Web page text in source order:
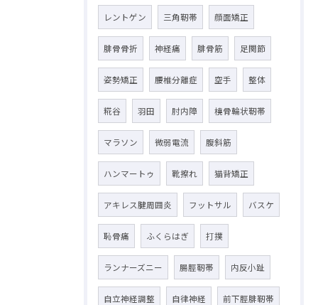
レントゲン 三角靭帯 顔面矯正
腓骨骨折 神経痛 腓骨筋 足関節
姿勢矯正 腰椎分離症 空手 整体
糀谷 羽田 肘内障 橈骨輪状靭帯
マラソン 微弱電流 腹斜筋
ハンマートゥ 靴擦れ 猫背矯正
アキレス腱周囲炎 フットサル バスケ
恥骨痛 ふくらはぎ 打撲
ランナーズニー 腸脛靭帯 内反小趾
自立神経調整 自律神経 前下脛腓靭帯